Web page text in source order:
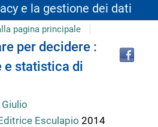
e la gestione dei dati
pagina principale
per decidere :
e statistica di
Esculapio 2014